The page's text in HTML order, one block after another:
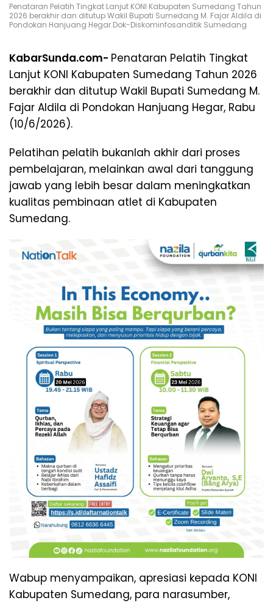
Penataran Pelatih Tingkat Lanjut KONI Kabupaten Sumedang Tahun
2026 berakhir dan ditutup Wakil Bupati Sumedang M. Fajar Aldila di
Pondokan Hanjuang Hegar.Dok-Diskominfosanditik Sumedang
KabarSunda.com- Penataran Pelatih Tingkat
Lanjut KONI Kabupaten Sumedang Tahun 2026
berakhir dan ditutup Wakil Bupati Sumedang M.
Fajar Aldila di Pondokan Hanjuang Hegar, Rabu
(10/6/2026).
Pelatihan pelatih bukanlah akhir dari proses
pembelajaran, melainkan awal dari tanggung
jawab yang lebih besar dalam meningkatkan
kualitas pembinaan atlet di Kabupaten
Sumedang.
Wabup menyampaikan, apresiasi kepada KONI
Kabupaten Sumedang, para narasumber,